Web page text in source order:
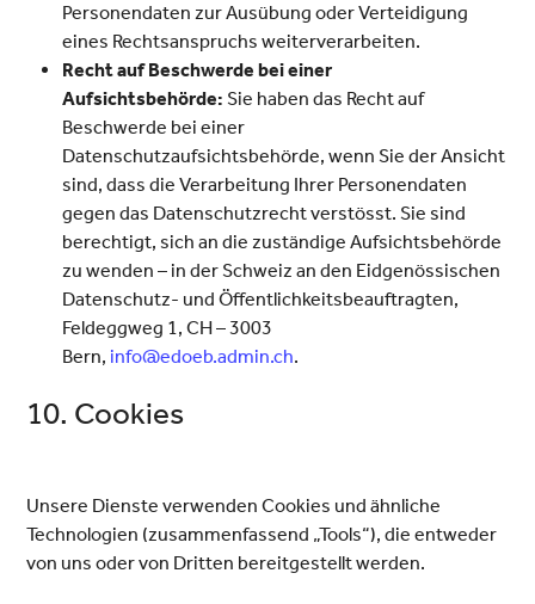
Personendaten zur Ausübung oder Verteidigung
eines Rechtsanspruchs weiterverarbeiten.
Recht auf Beschwerde bei einer
Aufsichtsbehörde: Sie haben das Recht auf
Beschwerde bei einer
Datenschutzaufsichtsbehörde, wenn Sie der Ansicht
sind, dass die Verarbeitung Ihrer Personendaten
gegen das Datenschutzrecht verstösst. Sie sind
berechtigt, sich an die zuständige Aufsichtsbehörde
zu wenden – in der Schweiz an den Eidgenössischen
Datenschutz- und Öffentlichkeitsbeauftragten,
Feldeggweg 1, CH – 3003
Bern, info@edoeb.admin.ch.
10. Cookies
Unsere Dienste verwenden Cookies und ähnliche
Technologien (zusammenfassend „Tools“), die entweder
von uns oder von Dritten bereitgestellt werden.